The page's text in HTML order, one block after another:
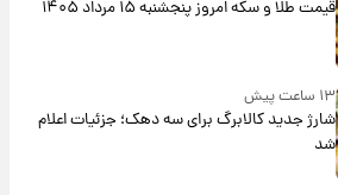
قیمت طلا و سکه امروز پنجشنبه ۱۵ مرداد ۱۴۰۵
۱۳ ساعت پیش
شارژ جدید کالابرگ برای سه دهک؛ جزئیات اعلام
شد